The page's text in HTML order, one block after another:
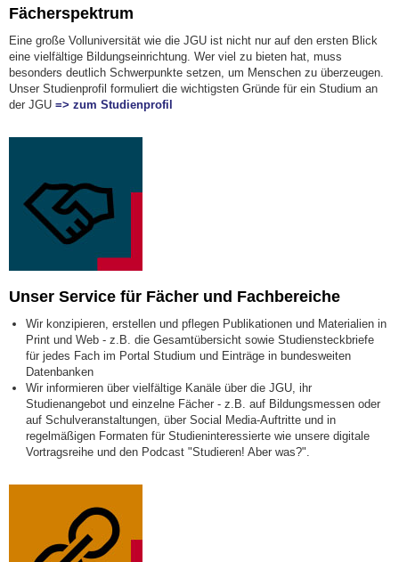
Fächerspektrum
Eine große Volluniversität wie die JGU ist nicht nur auf den ersten Blick
eine vielfältige Bildungseinrichtung. Wer viel zu bieten hat, muss
besonders deutlich Schwerpunkte setzen, um Menschen zu überzeugen.
Unser Studienprofil formuliert die wichtigsten Gründe für ein Studium an
der JGU => zum Studienprofil
Unser Service für Fächer und Fachbereiche
Wir konzipieren, erstellen und pflegen Publikationen und Materialien in
Print und Web - z.B. die Gesamtübersicht sowie Studiensteckbriefe
für jedes Fach im Portal Studium und Einträge in bundesweiten
Datenbanken
Wir informieren über vielfältige Kanäle über die JGU, ihr
Studienangebot und einzelne Fächer - z.B. auf Bildungsmessen oder
auf Schulveranstaltungen, über Social Media-Auftritte und in
regelmäßigen Formaten für Studieninteressierte wie unsere digitale
Vortragsreihe und den Podcast "Studieren! Aber was?".